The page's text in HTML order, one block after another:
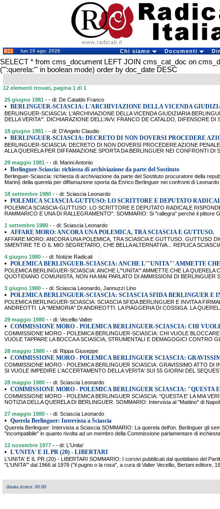
lun 10 ago. 2026 Chi siamo Documenti
SELECT * from cms_document LEFT JOIN cms_cat_doc on
('":querela:"' in boolean mode) order by doc_date DESC
12 elementi trovati, pagina 1 di 1
25 giugno 1981 - - di: De Cataldo Franco
• BERLINGUER-SCIASCIA: L'ARCHIVIAZIONE DELLA VICENDA
BERLINGUER-SCIASCIA: L'ARCHIVIAZIONE DELLA VICENDA GIUDIZIARIA
DELLA VERITA"'. DICHIARAZIONE DELL'AVV. FRANCO DE CATALDO, DIFENSORE
18 giugno 1981 - - di: D'Angelo Claudio
• BERLINGUER-SCIASCIA: DECRETO DI NON DOVERSI PROCEDERE
BERLINGUER-SCIASCIA: DECRETO DI NON DOVERSI PROCEDERE AZIONE
ALLA QUERELA PER DIFFAMAZIONE SPORTA DA BERLINGUER NEI CONFRONTI DI
29 maggio 1981 - - di: Marini Antonio
• Berlinguer-Sciascia: richiesta di archiviazione da parte del Sostituto
Berlinguer-Sciascia: richiesta di archiviazione da parte del Sostituto procuratore della
Marini) della querela per diffamazione sporta da Enrico Berlinguer nei confronti di
18 settembre 1980 - - di: Sciascia Leonardo
• POLEMICA SCIASCIA-GUTTUSO: LO SCRITTORE E DEPUTATO
POLEMICA SCIASCIA-GUTTUSO: LO SCRITTORE E DEPUTATO RADICALE
RAMMARICO E UNA DI RALLEGRAMENTO". SOMMARIO: Si "rallegra" perché il pittore
1 settembre 1980 - - di: Sciascia Leonardo
• AFFARE MORO: ANCORA UNA POLEMICA, TRA SCIASCIA E GUTTUSO.
AFFARE MORO: ANCORA UNA POLEMICA, TRA SCIASCIA E GUTTUSO. GUTTUSO
SMENTIRE TE O IL MIO SEGRETARIO, CHE BELLA ALTERNATIVA... REPLICA
4 giugno 1980 - - di: Notizie Radicali
• POLEMICA BERLINGUER-SCIASCIA: ANCHE L'"UNITA"' AMMETTE
POLEMICA BERLINGUER-SCIASCIA: ANCHE L'"UNITA"' AMMETTE CHE LA QUERELA
QUOTIDIANO COMUNISTA, NON HA MAI PARLATO DI AMMISSIONI DI BERLINGUER
3 giugno 1980 - - di: Sciascia Leonardo, Jannuzzi Lino
• POLEMICA BERLINGUER-SCIASCIA: SCIASCIA SFIDA BERLINGUER E
POLEMICA BERLINGUER-SCIASCIA: SCIASCIA SFIDA BERLINGUER E INVITA A
ANDREOTTI. LA "MEMORIA" DI ANDREOTTI. LA PIAGGERIA DI COSSIGA. LA
29 maggio 1980 - - di: Vecellio Valter
• COMMISSIONE MORO - POLEMICA BERLINGUER-SCIASCIA: CHI
COMMISSIONE MORO - POLEMICA BERLINGUER-SCIASCIA: CHI VUOLE
VUOLE TAPPARE LA BOCCA A SCIASCIA, STRUMENTALI E DEMAGOGICI CONTRO
28 maggio 1980 - - di: Rippa Giuseppe
• COMMISSIONE MORO - POLEMICA BERLINGUER SCIASCIA:
COMMISSIONE MORO - POLEMICA BERLINGUER SCIASCIA: GRAVISSIMO ATTO DI
SI VUOLE IMPEDIRE L'ACCERTAMENTO DELLA VERITA' SUI 55 GIORNI DEL
28 maggio 1980 - - di: Sciascia Leonardo
• COMMISSIONE MORO - POLEMICA BERLINGUER SCIASCIA: "QUESTA
COMMISSIONE MORO - POLEMICA BERLINGUER SCIASCIA: "QUESTA E' LA MIA
NOTIZIA DELLA QUERELA DI BERLINGUER. SOMMARIO: Intervista al "Mattino" di
27 maggio 1980 - - di: Sciascia Leonardo
• Querela Berlinguer: Intervista a Sciascia
Querela Berlinguer: Intervista a Sciascia SOMMARIO: La querela dell'on. Berlinguer gli
"incompatibile" in quanto rivolta ad un membro della Commissione parlamentare di
12 novembre 1977 - - di: L'Unita'
• L'UNITA' E IL PR (20) - LIBERTARI
L'UNITA' E IL PR (20) - LIBERTARI SOMMARIO: I corsivi pubblicati dal quotidiano del
"L'UNITA'" dal 1966 al 1978 ("il pugno o la rosa", a cura di Valter Vecellio, Bertani editore,
durata ricerca: 00:00